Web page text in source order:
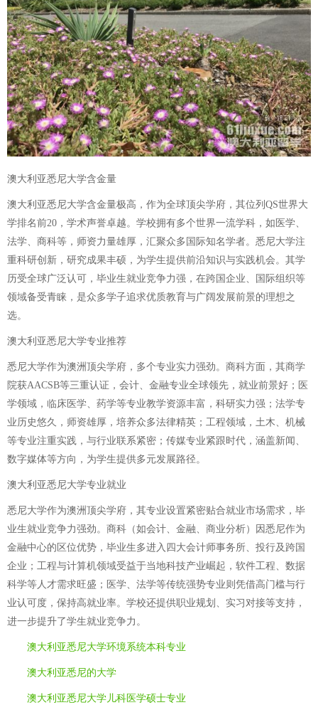
澳大利亚悉尼大学含金量
澳大利亚悉尼大学含金量极高，作为全球顶尖学府，其位列QS世界大
学排名前20，学术声誉卓越。学校拥有多个世界一流学科，如医学、
法学、商科等，师资力量雄厚，汇聚众多国际知名学者。悉尼大学注
重科研创新，研究成果丰硕，为学生提供前沿知识与实践机会。其学
历受全球广泛认可，毕业生就业竞争力强，在跨国企业、国际组织等
领域备受青睐，是众多学子追求优质教育与广阔发展前景的理想之
选。
澳大利亚悉尼大学专业推荐
悉尼大学作为澳洲顶尖学府，多个专业实力强劲。商科方面，其商学
院获AACSB等三重认证，会计、金融专业全球领先，就业前景好；医
学领域，临床医学、药学等专业教学资源丰富，科研实力强；法学专
业历史悠久，师资雄厚，培养众多法律精英；工程领域，土木、机械
等专业注重实践，与行业联系紧密；传媒专业紧跟时代，涵盖新闻、
数字媒体等方向，为学生提供多元发展路径。
澳大利亚悉尼大学专业就业
悉尼大学作为澳洲顶尖学府，其专业设置紧密贴合就业市场需求，毕
业生就业竞争力强劲。商科（如会计、金融、商业分析）因悉尼作为
金融中心的区位优势，毕业生多进入四大会计师事务所、投行及跨国
企业；工程与计算机领域受益于当地科技产业崛起，软件工程、数据
科学等人才需求旺盛；医学、法学等传统强势专业则凭借高门槛与行
业认可度，保持高就业率。学校还提供职业规划、实习对接等支持，
进一步提升了学生就业竞争力。
澳大利亚悉尼大学环境系统本科专业
澳大利亚悉尼的大学
澳大利亚悉尼大学儿科医学硕士专业